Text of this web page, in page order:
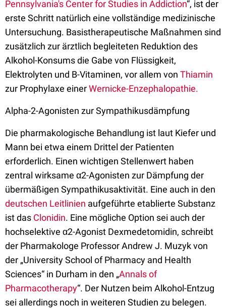
Pennsylvania's Center for Studies in Addiction“, ist der
erste Schritt natürlich eine vollständige medizinische
Untersuchung. Basistherapeutische Maßnahmen sind
zusätzlich zur ärztlich begleiteten Reduktion des
Alkohol-Konsums die Gabe von Flüssigkeit,
Elektrolyten und B-Vitaminen, vor allem von Thiamin
zur Prophylaxe einerWernicke-Enzephalopathie.
Alpha-2-Agonisten zur Sympathikusdämpfung
Die pharmakologische Behandlung ist laut Kiefer und
Mann bei etwa einem Drittel der Patienten
erforderlich. Einen wichtigen Stellenwert haben
zentral wirksame α2-Agonisten zur Dämpfung der
übermäßigen Sympathikusaktivität. Eine auch in den
deutschen Leitlinien aufgeführte etablierte Substanz
ist das Clonidin. Eine mögliche Option sei auch der
hochselektive α2-Agonist Dexmedetomidin, schreibt
der Pharmakologe Professor Andrew J. Muzyk von
der „University School of Pharmacy and Health
Sciences“ in Durham in den „Annals of
Pharmacotherapy“. Der Nutzen beim Alkohol-Entzug
sei allerdings noch in weiteren Studien zu belegen.